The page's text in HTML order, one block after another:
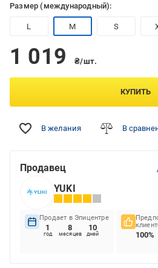
Размер (международный):
L M S
1 019 ₴/шт.
КУПИТЬ
В желания В
Продавец
YUKI
Продает в Эпицентре
1
год
8
месяцев
10
дней 100%